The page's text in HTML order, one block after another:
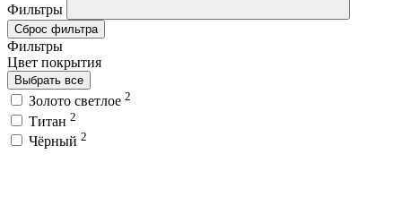
Фильтры
Сброс фильтра
Фильтры
Цвет покрытия
Выбрать все
Золото светлое 2
Титан 2
Чёрный 2